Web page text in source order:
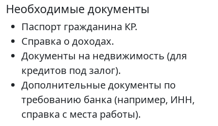
Необходимые документы
Паспорт гражданина КР.
Справка о доходах.
Документы на недвижимость (для
кредитов под залог).
Дополнительные документы по
требованию банка (например, ИНН,
справка с места работы).